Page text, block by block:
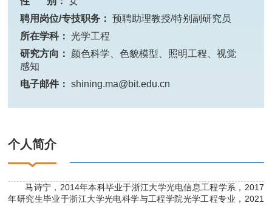
聘用岗位/专技职务：
预聘助理教授/特别副研究员
所在学科：
光学工程
研究方向：
颜色科学、色貌模型、照明工程、视觉
感知
电子邮件：
shining.ma@bit.edu.cn
个人简介
马诗宁，2014年本科毕业于浙江大学光电信息工程学系，2017
年研究生毕业于浙江大学光电科学与工程学院光学工程专业，2021